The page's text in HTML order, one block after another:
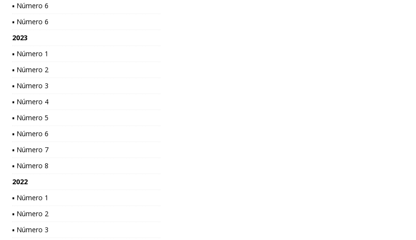
▪ Número 6
▪ Número 6
2023
▪ Número 1
▪ Número 2
▪ Número 3
▪ Número 4
▪ Número 5
▪ Número 6
▪ Número 7
▪ Número 8
2022
▪ Número 1
▪ Número 2
▪ Número 3